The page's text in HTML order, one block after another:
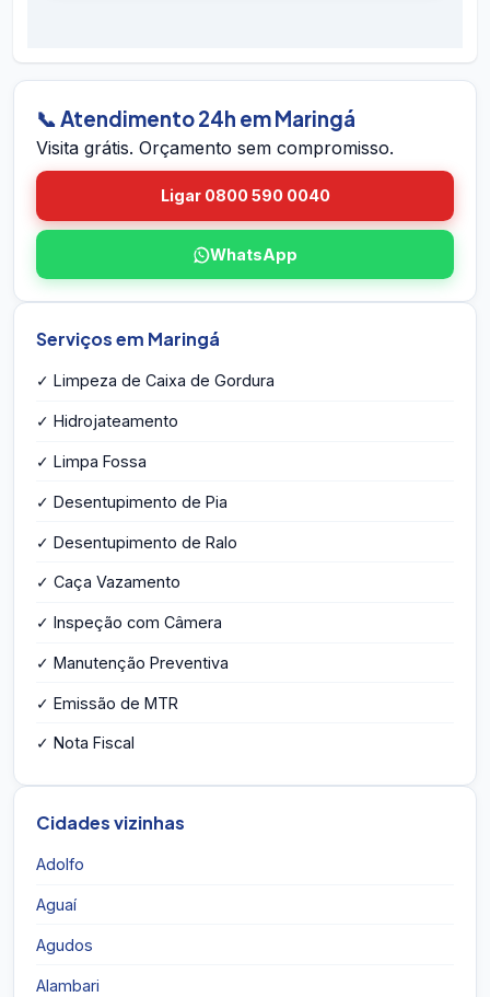
em Maringá pelo site. A equipe vai até você em
Maringá, avalia a caixa, mede o volume,
identifica eventuais problemas estruturais e
entrega o orçamento por escrito na hora — sem
compromisso e sem taxa de visita.
📞 Atendimento 24h em Maringá
Visita grátis. Orçamento sem compromisso.
Ligar 0800 590 0040
WhatsApp
Serviços em Maringá
✓ Limpeza de Caixa de Gordura
✓ Hidrojateamento
✓ Limpa Fossa
✓ Desentupimento de Pia
✓ Desentupimento de Ralo
✓ Caça Vazamento
✓ Inspeção com Câmera
✓ Manutenção Preventiva
✓ Emissão de MTR
✓ Nota Fiscal
Cidades vizinhas
Adolfo
Aguaí
Agudos
Alambari